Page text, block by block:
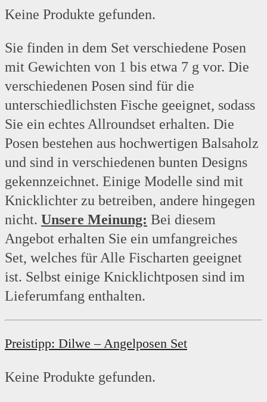
Keine Produkte gefunden.
Sie finden in dem Set verschiedene Posen
mit Gewichten von 1 bis etwa 7 g vor. Die
verschiedenen Posen sind für die
unterschiedlichsten Fische geeignet, sodass
Sie ein echtes Allroundset erhalten. Die
Posen bestehen aus hochwertigen Balsaholz
und sind in verschiedenen bunten Designs
gekennzeichnet. Einige Modelle sind mit
Knicklichter zu betreiben, andere hingegen
nicht. Unsere Meinung: Bei diesem
Angebot erhalten Sie ein umfangreiches
Set, welches für Alle Fischarten geeignet
ist. Selbst einige Knicklichtposen sind im
Lieferumfang enthalten.
Preistipp: Dilwe – Angelposen Set
Keine Produkte gefunden.